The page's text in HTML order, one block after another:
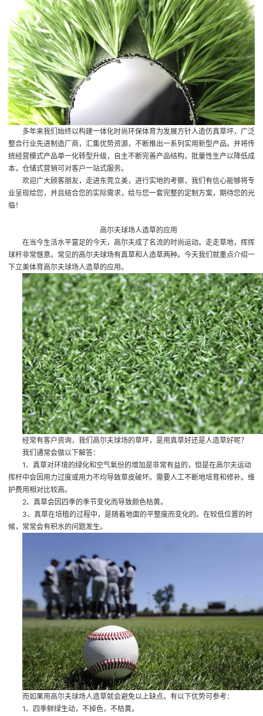
多年来我们始终以构建一体化时尚环保体育为发展方针人造仿真草坪，广泛
整合行业先进制造厂商，汇集优势资源，不断推出一系列实用新型产品。并将传
统经营模式产品单一化转型升级，自主不断完善产品结构，批量性生产以降低成
本，仓储式营销可对客户一站式服务。
欢迎广大顾客朋友，走进东莞立美，进行实地的考察，我们有信心能够将专
业呈现给您，并且结合您的实际需求，给与您一套完整的定制方案，期待您的光
临！
高尔夫球场人造草的应用
在当今生活水平富足的今天，高尔夫成了名流的时尚运动。走走草地，挥挥
球杆非常惬意。常见的高尔夫球场有真草和人造草两种。今天我们就重点介绍一
下立美体育高尔夫球场人造草的应用。
经常有客户资询，我们高尔夫球场的草坪，是用真草好还是人造草好呢？
我们通常会做以下解答：
1、真草对环境的绿化和空气氧份的增加是非常有益的，但是在高尔夫运动
挥杆中会因用力过度或用力不均导致草皮破坏。需要人工不断地培育和修补。维
护费用相对比较高。
2、真草会因四季的季节变化而导致颜色枯黄。
3、真草在培植的过程中，是随着地面的平整度而变化的。在较低位置的时
候，常常会有积水的问题发生。
而如果用高尔夫球场人造草就会避免以上缺点。有以下优势可参考：
1、四季鲜绿生动，不掉色，不枯黄。